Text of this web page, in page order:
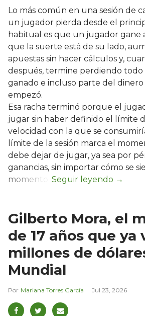
Lo más común en una sesión de
un jugador pierda desde el
habitual es que un jugador gane
que la suerte está de su lado,
apuestas sin hacer cálculos y,
después, termine perdiendo
ganado e incluso parte del
empezó.
Esa racha terminó porque el
jugar sin haber definido el límite
velocidad con la que se
límite de la sesión marca el
debe dejar de jugar, ya sea por
ganancias, sin importar cómo se
momento.
Gilberto Mora, el
de 17 años que ya
millones de
Mundial
Mariana Torres García Jul 23, 2026